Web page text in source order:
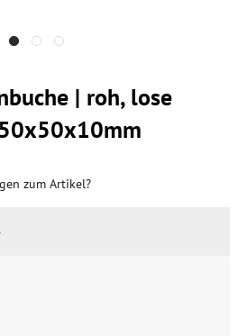
| roh, lose
zum Artikel?